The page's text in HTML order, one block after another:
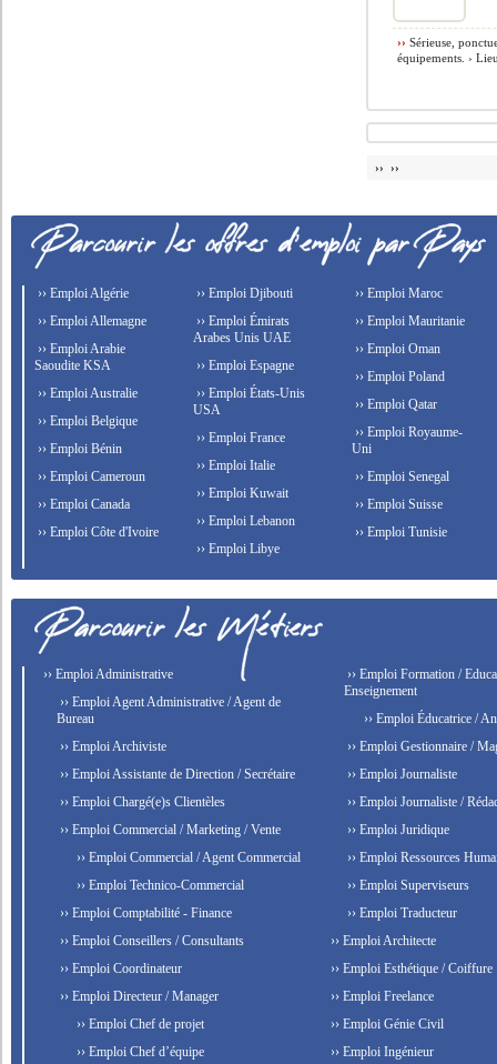
›› Sérieuse,
équipements. ›
›› ››
›› Emploi Algérie
›› Emploi Allemagne
›› Emploi Arabie
Saoudite KSA
›› Emploi Australie
›› Emploi Belgique
›› Emploi Bénin
›› Emploi Cameroun
›› Emploi Canada
›› Emploi Côte d'Ivoire
›› Emploi Djibouti
›› Emploi Émirats
Arabes Unis UAE
›› Emploi Espagne
›› Emploi États-Unis
USA
›› Emploi France
›› Emploi Italie
›› Emploi Kuwait
›› Emploi Lebanon
›› Emploi Libye
›› Emploi Maroc
›› Emploi Mauritanie
›› Emploi Oman
›› Emploi Poland
›› Emploi Qatar
›› Emploi Royaume-
Uni
›› Emploi Senegal
›› Emploi Suisse
›› Emploi Tunisie
›› Emploi Administrative
›› Emploi Agent Administrative / Agent de
Bureau
›› Emploi Archiviste
›› Emploi Assistante de Direction / Secrétaire
›› Emploi Chargé(e)s Clientèles
›› Emploi Commercial / Marketing / Vente
›› Emploi Commercial / Agent Commercial
›› Emploi Technico-Commercial
›› Emploi Comptabilité - Finance
›› Emploi Conseillers / Consultants
›› Emploi Coordinateur
›› Emploi Directeur / Manager
›› Emploi Chef de projet
›› Emploi Chef d’équipe
›› Emploi Formation /
Enseignement
›› Emploi Éducatrice /
›› Emploi Gestionnaire /
›› Emploi Journaliste
›› Emploi Journaliste /
›› Emploi Juridique
›› Emploi Ressources
›› Emploi Superviseurs
›› Emploi Traducteur
›› Emploi Architecte
›› Emploi Esthétique / Coiffure
›› Emploi Freelance
›› Emploi Génie Civil
›› Emploi Ingénieur